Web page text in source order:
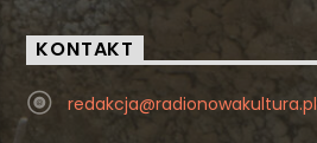
KONTAKT
redakcja@radionowakultura.pl